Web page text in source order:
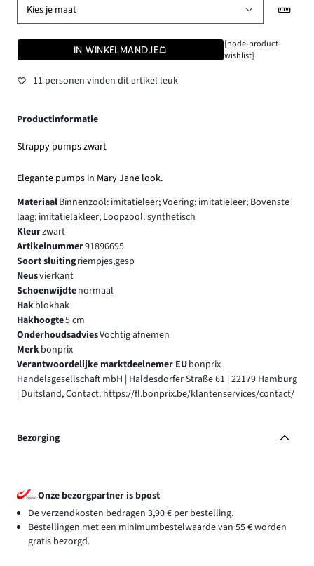
Kies je maat
IN WINKELMANDJE
[node-product-
wishlist]
11 personen vinden dit artikel leuk
Productinformatie
Strappy pumps zwart
Elegante pumps in Mary Jane look.
MateriaalBinnenzool: imitatieleer; Voering: imitatieleer; Bovenste
laag: imitatielakleer; Loopzool: synthetisch
Kleurzwart
Artikelnummer91896695
Soort sluitingriempjes,gesp
Neusvierkant
Schoenwijdtenormaal
Hakblokhak
Hakhoogte5 cm
OnderhoudsadviesVochtig afnemen
Merkbonprix
Verantwoordelijke marktdeelnemer EUbonprix
Handelsgesellschaft mbH | Haldesdorfer Straße 61 | 22179 Hamburg
| Duitsland, Contact: https://fl.bonprix.be/klantenservices/contact/
Bezorging
Onze bezorgpartner is bpost
De verzendkosten bedragen 3,90 € per bestelling.
Bestellingen met een minimumbestelwaarde van 55 € worden
gratis bezorgd.